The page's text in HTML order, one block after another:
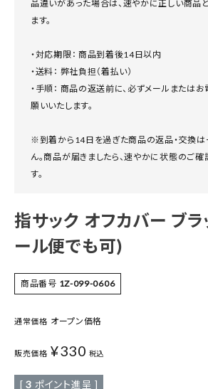
品違いがあった場合は、速やかに正しい商品
ます。
・対応期限： 商品到着後14日以内
・送料： 弊社負担（着払い）
・手順： 商品の返送前に、必ずメールまたは
願いいたします。
※到着から14日を過ぎた商品の返品・交換は
ん。商品が届きましたら、速やかに状態のご
す。
指サック オフカバー ブ
ール便でも可)
商品番号 1Z-099-0606
通常価格 オープン価格
販売価格 ¥330 税込
[ 3 ポイント進呈 ]